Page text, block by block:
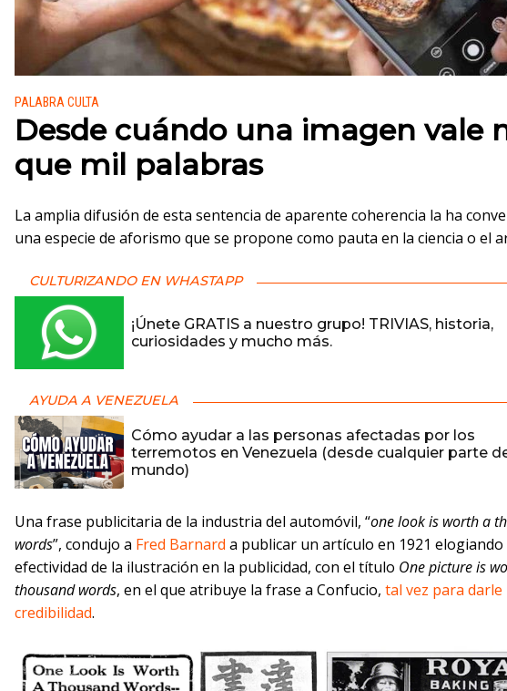
Publicado en:
PALABRA CULTA
Desde cuándo una imagen vale
que mil palabras
La amplia difusión de esta sentencia de aparente coherencia la ha
una especie de aforismo que se propone como pauta en la ciencia o el
CULTURIZANDO EN WHASTAPP
¡Únete GRATIS a nuestro grupo! TRIVIAS, historia,
curiosidades y mucho más.
AYUDA A VENEZUELA
Cómo ayudar a las personas afectadas por los
terremotos en Venezuela (desde cualquier parte
mundo)
Una frase publicitaria de la industria del automóvil, “one look is worth a
words”, condujo a Fred Barnard a publicar un artículo en 1921 elogiando
efectividad de la ilustración en la publicidad, con el título One picture is
thousand words, en el que atribuye la frase a Confucio, tal vez para darle
credibilidad.